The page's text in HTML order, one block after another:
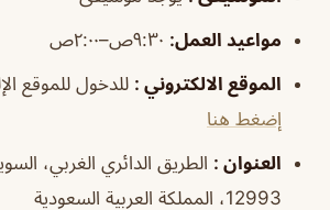
مواعيد العمل: ٩:٣٠ص–٢:٠٠ص
الموقع الالكتروني : للدخول للموقع
إضغط هنا
العنوان : الطريق الدائري الغربي،
12993، المملكة العربية السعودية